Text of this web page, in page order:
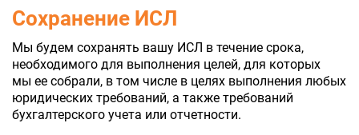
Сохранение ИСЛ
Мы будем сохранять вашу ИСЛ в течение срока,
необходимого для выполнения целей, для которых
мы ее собрали, в том числе в целях выполнения любых
юридических требований, а также требований
бухгалтерского учета или отчетности.